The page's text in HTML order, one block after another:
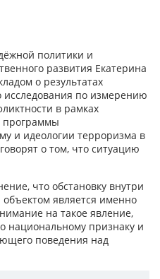
политики и
развития Екатерина
о результатах
исследования по измерению
в рамках
программы
и идеологии терроризма в
о том, что ситуацию
что обстановку внутри
является именно
на такое явление,
национальному признаку и
поведения над